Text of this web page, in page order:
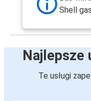
Shell
Najlepsze
Te usługi